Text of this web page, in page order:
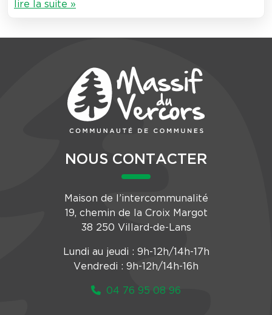
lire la suite »
NOUS CONTACTER
Maison de l’intercommunalité
19, chemin de la Croix Margot
38 250 Villard-de-Lans
Lundi au jeudi : 9h-12h/14h-17h
Vendredi : 9h-12h/14h-16h
04 76 95 08 96